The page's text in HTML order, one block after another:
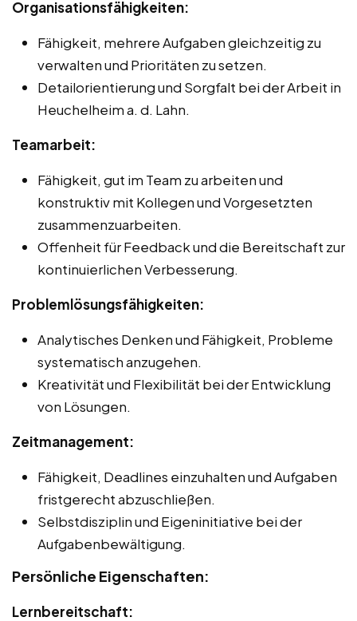
Organisationsfähigkeiten:
Fähigkeit, mehrere Aufgaben gleichzeitig zu
verwalten und Prioritäten zu setzen.
Detailorientierung und Sorgfalt bei der Arbeit in
Heuchelheim a. d. Lahn.
Teamarbeit:
Fähigkeit, gut im Team zu arbeiten und
konstruktiv mit Kollegen und Vorgesetzten
zusammenzuarbeiten.
Offenheit für Feedback und die Bereitschaft zur
kontinuierlichen Verbesserung.
Problemlösungsfähigkeiten:
Analytisches Denken und Fähigkeit, Probleme
systematisch anzugehen.
Kreativität und Flexibilität bei der Entwicklung
von Lösungen.
Zeitmanagement:
Fähigkeit, Deadlines einzuhalten und Aufgaben
fristgerecht abzuschließen.
Selbstdisziplin und Eigeninitiative bei der
Aufgabenbewältigung.
Persönliche Eigenschaften:
Lernbereitschaft: